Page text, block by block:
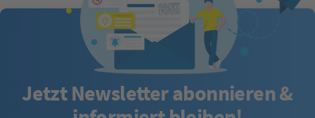
Jetzt Newsletter abonnieren &